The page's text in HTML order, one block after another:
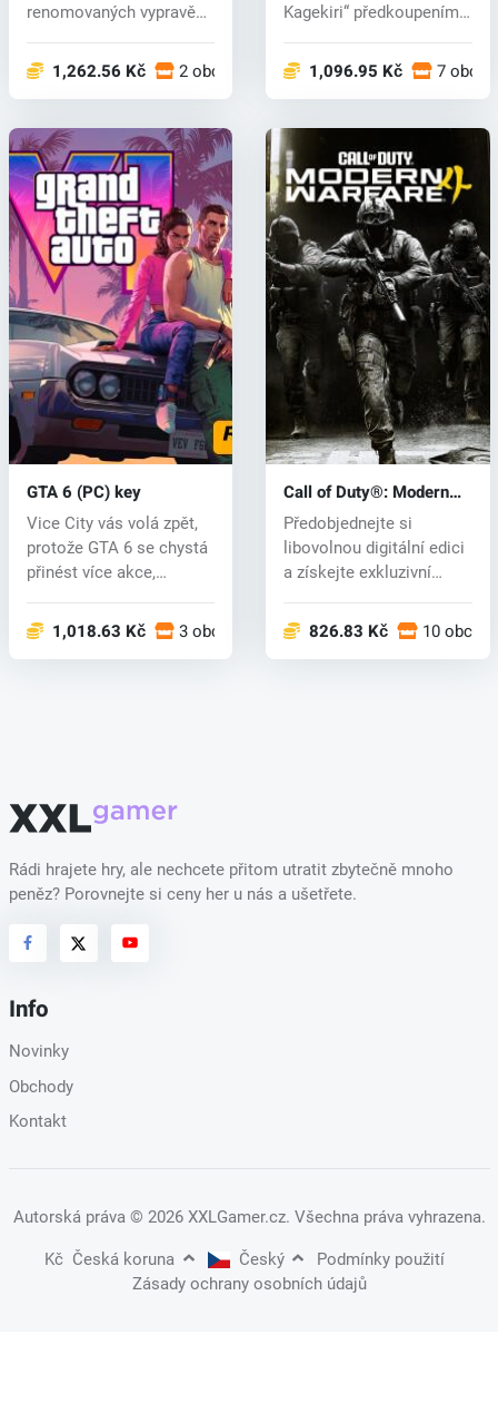
renomovaných vypravěčů
1,262.56 Kč 2 obchodech
Kagekiri“ předkoupením
1,096.95 Kč 7
GTA 6 (PC) key
Vice City vás volá zpět,
protože GTA 6 se chystá
přinést více akce,
1,018.63 Kč 3 obchodech
Call of Duty®: Modern
Warfare® 4 (PC) key
Předobjednejte si
libovolnou digitální edici
a získejte exkluzivní
826.83 Kč 10
Rádi hrajete hry, ale nechcete přitom utratit zbytečně mnoho
peněz? Porovnejte si ceny her u nás a ušetřete.
Info
Novinky
Obchody
Kontakt
Autorská práva © 2026 XXLGamer.cz. Všechna práva vyhrazena.
Kč Česká koruna Český
Podmínky použití
Zásady ochrany osobních údajů